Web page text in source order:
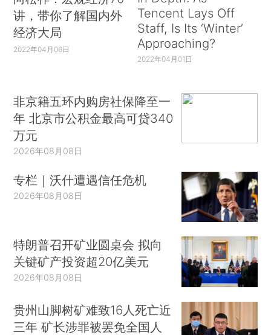
讲，带你了解国内外
经济大局
2022年04月06日
Tencent Lays Off
Staff, Is Its ‘Winter’
Approaching?
2022年04月01日
非京籍五环内购房社保降至一
年 北京市公积金最高可贷340
万元
2026年08月08日
专栏｜沃什遭遇信任危机
2026年08月08日
特朗普召开矿业圆桌会 拟向
关键矿产投资超20亿美元
2026年08月08日
贵州山脚树矿难致16人死亡近
三年 矿长涉罪被罢免全国人